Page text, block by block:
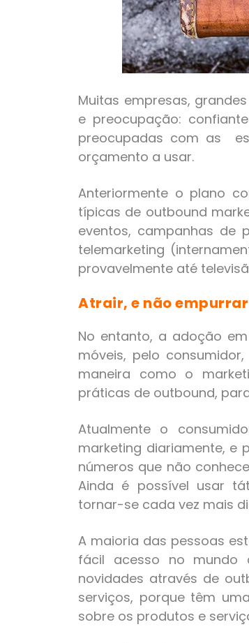
Muitas empresas,
e preocupação:
preocupadas com as
orçamento a usar.
Anteriormente o plano
típicas de outbound
eventos, campanhas de
telemarketing
provavelmente até
Atrair, e não empurrar
No entanto, a adoção
móveis, pelo
maneira como o
práticas de outbound,
Atualmente o
marketing diariamente, e
números que não
Ainda é possível usar
tornar-se cada vez mais
A maioria das pessoas
fácil acesso no mundo
novidades através de
serviços, porque têm
sobre os produtos e